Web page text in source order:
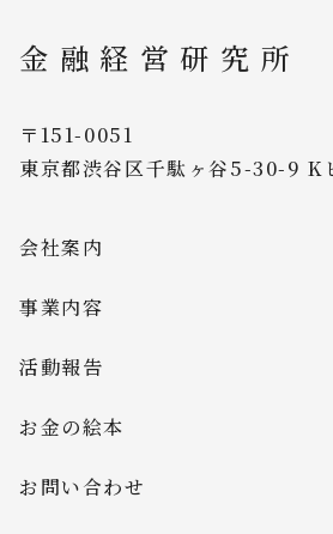
金融経営研究所
〒151-0051
東京都渋谷区千駄ヶ谷5-30-9 K
会社案内
事業内容
活動報告
お金の絵本
お問い合わせ